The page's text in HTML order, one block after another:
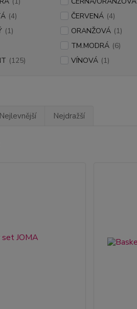
(4) ČERVENÁ (4)
(1) ORANŽOVÁ (1)
TM.MODRÁ (6)
(125) VÍNOVÁ (1)
Nejlevnější Nejdražší